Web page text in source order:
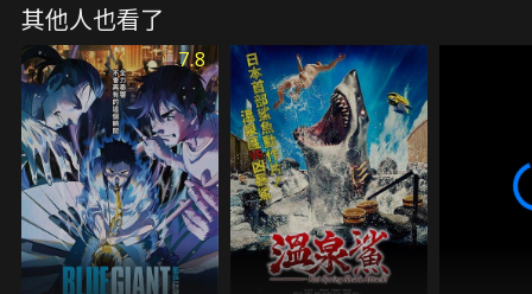
勢力愈加龐大，學生會為了瓦解「Village」和擊潰夢
子，而舉辦了強制全校學生參加的賭博活動「學生代
表指名選舉」…。
其他人也看了
7.8